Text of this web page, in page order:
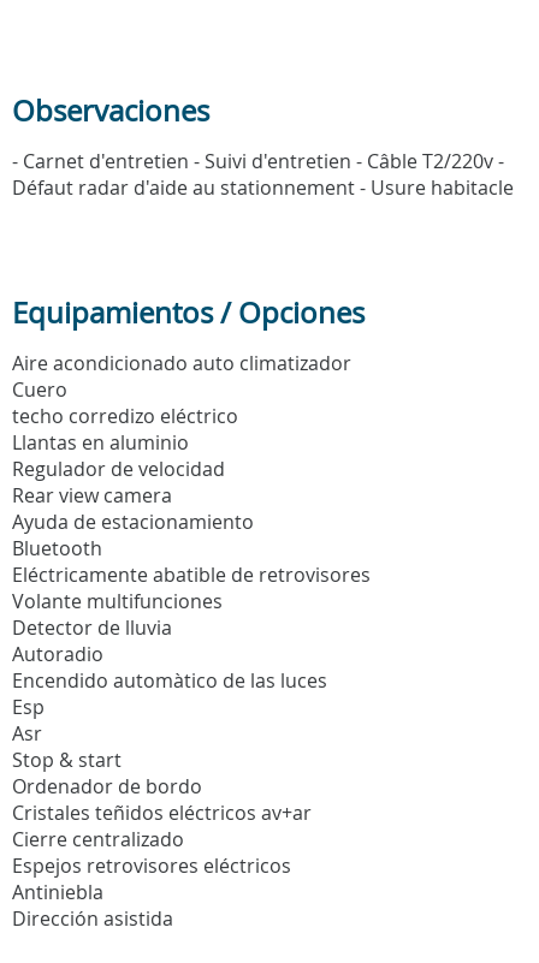
Observaciones
- Carnet d'entretien - Suivi d'entretien - Câble T2/220v -
Défaut radar d'aide au stationnement - Usure habitacle
Equipamientos / Opciones
Aire acondicionado auto climatizador
Cuero
techo corredizo eléctrico
Llantas en aluminio
Regulador de velocidad
Rear view camera
Ayuda de estacionamiento
Bluetooth
Eléctricamente abatible de retrovisores
Volante multifunciones
Detector de lluvia
Autoradio
Encendido automàtico de las luces
Esp
Asr
Stop & start
Ordenador de bordo
Cristales teñidos eléctricos av+ar
Cierre centralizado
Espejos retrovisores eléctricos
Antiniebla
Dirección asistida